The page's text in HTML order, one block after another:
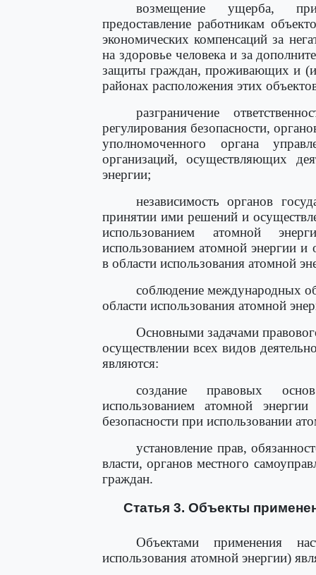
возмещение ущерба,
предоставление работникам
экономических компенсаций за
на здоровье человека и за
защиты граждан, проживающих и
районах расположения этих
разграничение
регулирования безопасности,
уполномоченного органа
организаций, осуществляющих
энергии;
независимость органов
принятии ими решений и
использованием атомной
использованием атомной энергии и
в области использования атомной
соблюдение международных
области использования атомной
Основными задачами
осуществлении всех видов
являются:
создание правовых
использованием атомной
безопасности при использовании
установление прав,
власти, органов местного
граждан.
Статья 3. Объекты
Объектами применения
использования атомной энергии)